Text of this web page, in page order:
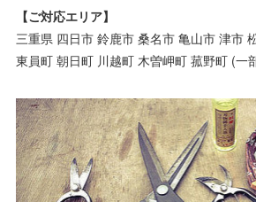
【ご対応エリア】
三重県 四日市 鈴鹿市 桑名市 亀山市 津市
東員町 朝日町 川越町 木曽岬町 菰野町 (一